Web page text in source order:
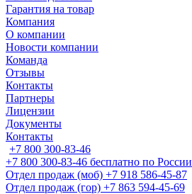
Гарантия на товар
Компания
О компании
Новости компании
Команда
Отзывы
Контакты
Партнеры
Лицензии
Документы
Контакты
+7 800 300-83-46
+7 800 300-83-46 бесплатно по России
Отдел продаж (моб) +7 918 586-45-87
Отдел продаж (гор) +7 863 594-45-69